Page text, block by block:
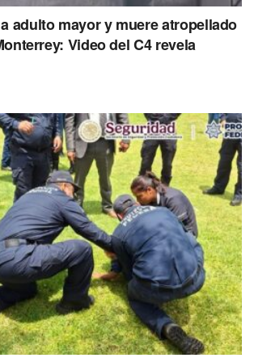
determinó Laynez
la Suprema Corte de Justicia
suspensión fue otorgada debido a que
adulto mayor y muere atropellado
Video del C4 revela